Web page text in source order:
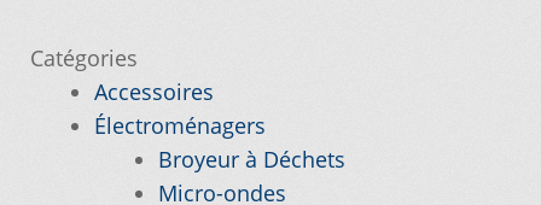
Nos promotions
Notre objectif
Catégories
Accessoires
Électroménagers
Broyeur à Déchets
Micro-ondes